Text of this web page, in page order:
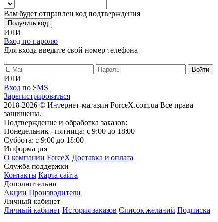
Вам будет отправлен код подтверждения
Получить код
ИЛИ
Вход по паролю
Для входа введите свой номер телефона
ИЛИ
Вход по SMS
Зарегистрироваться
2018-2026 © Интернет-магазин ForceX.com.ua Все права
защищены.
Подтверждение и обработка заказов:
Понедельник - пятница: с 9:00 до 18:00
Суббота: с 9:00 до 18:00
Информация
О компании ForceX Доставка и оплата
Служба поддержки
Контакты Карта сайта
Дополнительно
Акции Производители
Личный кабинет
Личный кабинет История заказов Список желаний Подписка